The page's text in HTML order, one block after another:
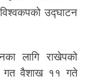
उद्घाटन
लागि राखेपको
गत वैशाख ११ गते